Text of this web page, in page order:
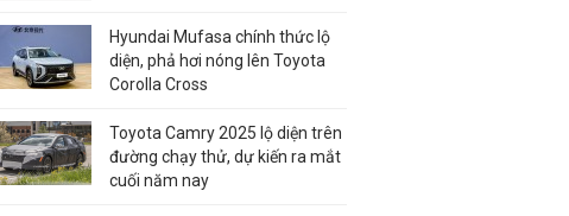
Hyundai Mufasa chính thức lộ
diện, phả hơi nóng lên Toyota
Corolla Cross
Toyota Camry 2025 lộ diện trên
đường chạy thử, dự kiến ra mắt
cuối năm nay